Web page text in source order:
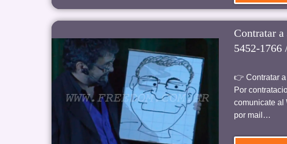
Contratar
5452-1766
👉 Contratar
Por
comunicate al
por mail…